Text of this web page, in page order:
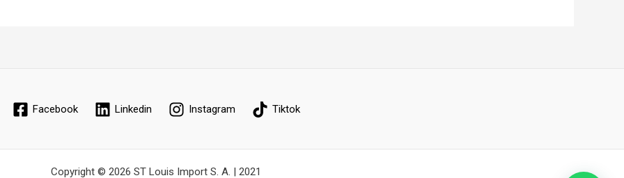
Facebook Linkedin Instagram Tiktok
Copyright © 2026 ST Louis Import S. A. | 2021